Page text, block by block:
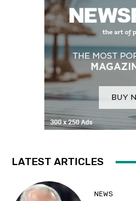
LATEST ARTICLES
NEWS